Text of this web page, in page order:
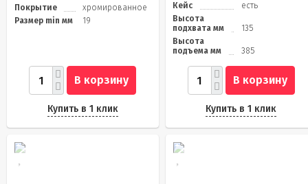
Покрытие
хромированное
Размер min мм
19
В корзину
Купить в 1 клик
Кейс
есть
Высота
подхвата мм
135
Высота
подъема мм
385
В корзину
Купить в 1 клик